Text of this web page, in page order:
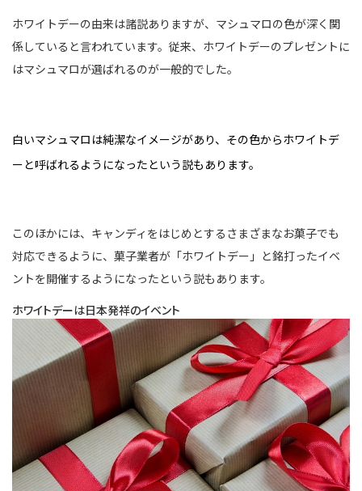
ホワイトデーの由来は諸説ありますが、マシュマロの色が深く関
係していると言われています。従来、ホワイトデーのプレゼントに
はマシュマロが選ばれるのが一般的でした。
白いマシュマロは純潔なイメージがあり、その色からホワイトデ
ーと呼ばれるようになったという説もあります。
このほかには、キャンディをはじめとするさまざまなお菓子でも
対応できるように、菓子業者が「ホワイトデー」と銘打ったイベ
ントを開催するようになったという説もあります。
ホワイトデーは日本発祥のイベント